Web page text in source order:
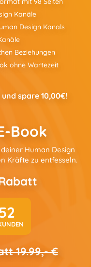
Kanäle
Design Kanals
Beziehungen
ohne Wartezeit
spare 10,00€!
Book
Human Design
Kräfte zu entfesseln.
51
19.99,- €